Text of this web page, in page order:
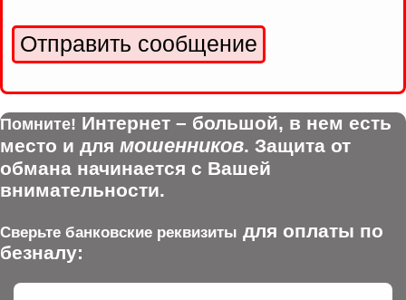
Помните! Интернет – большой, в нем есть
место и для мошенников. Защита от
обмана начинается с Вашей
внимательности.
Сверьте банковские реквизиты для оплаты по
безналу: